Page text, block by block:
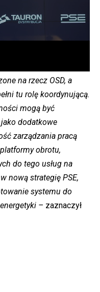
na rzecz OSD, a
tu rolę koordynującą.
mogą być
dodatkowe
zarządzania pracą
obrotu,
do tego usług na
nową strategię PSE,
systemu do
– zaznaczył